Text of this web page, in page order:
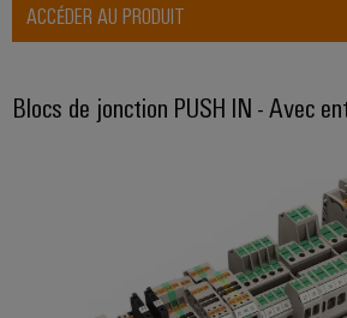
ACCÉDER AU PRODUIT
Blocs de jonction PUSH IN - Avec